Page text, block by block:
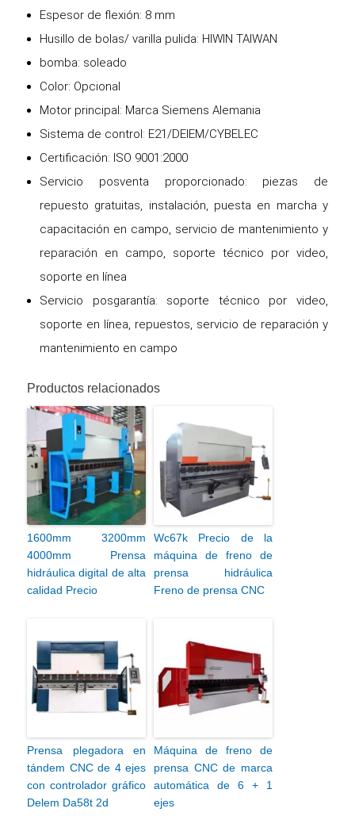
Espesor de flexión: 8 mm
Husillo de bolas/ varilla pulida: HIWIN TAIWAN
bomba: soleado
Color: Opcional
Motor principal: Marca Siemens Alemania
Sistema de control: E21/DElEM/CYBELEC
Certificación: ISO 9001:2000
Servicio posventa proporcionado: piezas de
repuesto gratuitas, instalación, puesta en marcha y
capacitación en campo, servicio de mantenimiento y
reparación en campo, soporte técnico por video,
soporte en línea
Servicio posgarantía: soporte técnico por video,
soporte en línea, repuestos, servicio de reparación y
mantenimiento en campo
Productos relacionados
1600mm 3200mm
4000mm Prensa
hidráulica digital de alta
calidad Precio
Wc67k Precio de la
máquina de freno de
prensa hidráulica
Freno de prensa CNC
Prensa plegadora en
tándem CNC de 4 ejes
con controlador gráfico
Delem Da58t 2d
Máquina de freno de
prensa CNC de marca
automática de 6 + 1
ejes